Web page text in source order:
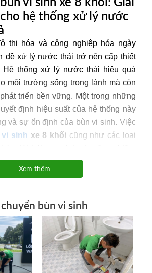
hệ thống xử lý nước
thị hóa và công nghiệp hóa ngày
đề xử lý nước thải trở nên cấp thiết
Hệ thống xử lý nước thải hiệu quả
môi trường sống trong lành mà còn
triển bền vững. Một trong những
định hiệu suất của hệ thống này
và sự ổn định của bùn vi sinh. Việc
sinh xe 8 khối cũng như các loại
và đơn vị thực thi có năng lực cao.
sâu vào các khía cạnh của dịch vụ
vụ vận chuyển bùn vi
Miền Đôngtự hào là một trong
phong và uy tín trong lĩnh vực cung
Xem thêm
bùn vi sinh